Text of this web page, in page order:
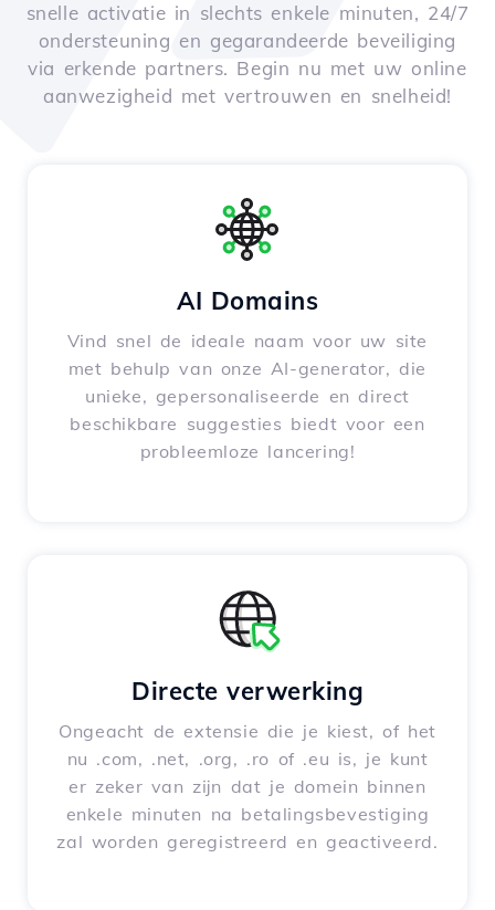
snelle activatie in slechts enkele minuten, 24/7
ondersteuning en gegarandeerde beveiliging
via erkende partners. Begin nu met uw online
aanwezigheid met vertrouwen en snelheid!
AI Domains
Vind snel de ideale naam voor uw site
met behulp van onze AI-generator, die
unieke, gepersonaliseerde en direct
beschikbare suggesties biedt voor een
probleemloze lancering!
Directe verwerking
Ongeacht de extensie die je kiest, of het
nu .com, .net, .org, .ro of .eu is, je kunt
er zeker van zijn dat je domein binnen
enkele minuten na betalingsbevestiging
zal worden geregistreerd en geactiveerd.